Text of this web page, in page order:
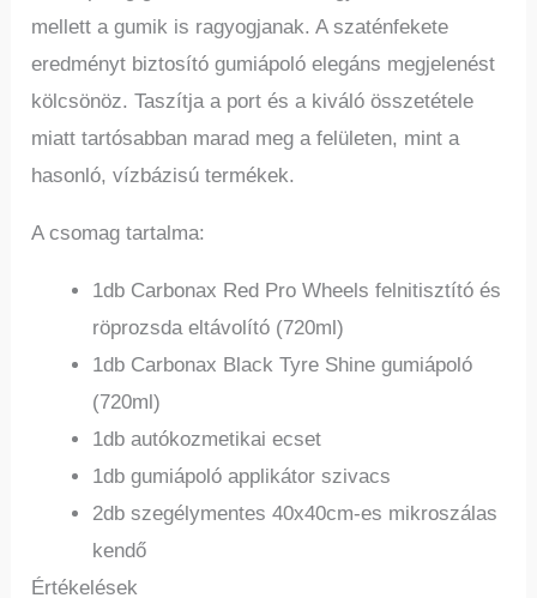
mellett a gumik is ragyogjanak. A szaténfekete
eredményt biztosító gumiápoló elegáns megjelenést
kölcsönöz. Taszítja a port és a kiváló összetétele
miatt tartósabban marad meg a felületen, mint a
hasonló, vízbázisú termékek.
A csomag tartalma:
1db Carbonax Red Pro Wheels felnitisztító és
röprozsda eltávolító (720ml)
1db Carbonax Black Tyre Shine gumiápoló
(720ml)
1db autókozmetikai ecset
1db gumiápoló applikátor szivacs
2db szegélymentes 40x40cm-es mikroszálas
kendő
Értékelések